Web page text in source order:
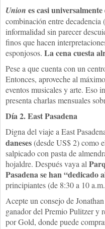
Union es casi
combinación entre decadencia
informalidad sin parecer
finos que hacen
esponjosos. La cena cuesta
Pese a que cuenta con un
Entonces, aproveche al
eventos musicales y arte. Eso
presenta charlas mensuales
Día 2. East Pasadena
Digna del viaje a East
daneses(desde US$ 2) como
salpicado con pasta de
hojaldre. Después vaya al
Pasadena se han “dedicado
principiantes (de 8:30 a 10
Acepte un consejo de
ganador del Premio Pulitzer y
por Gold, donde puede